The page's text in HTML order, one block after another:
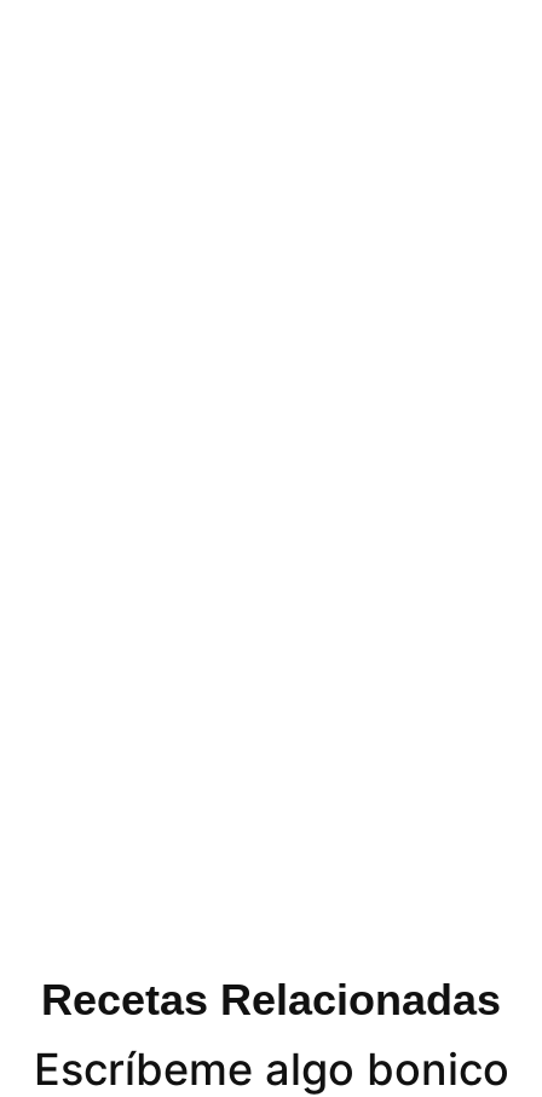
Recetas Relacionadas
Escríbeme algo bonico